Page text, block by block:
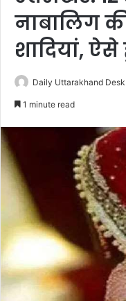
नाबालिग
शादियां,
Daily Uttarakhand Desk
1 minute read